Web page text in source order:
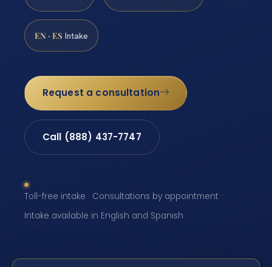
EN · ES Intake
Request a consultation
Call (888) 437-7747
Toll-free intake · Consultations by appointment ·
Intake available in English and Spanish